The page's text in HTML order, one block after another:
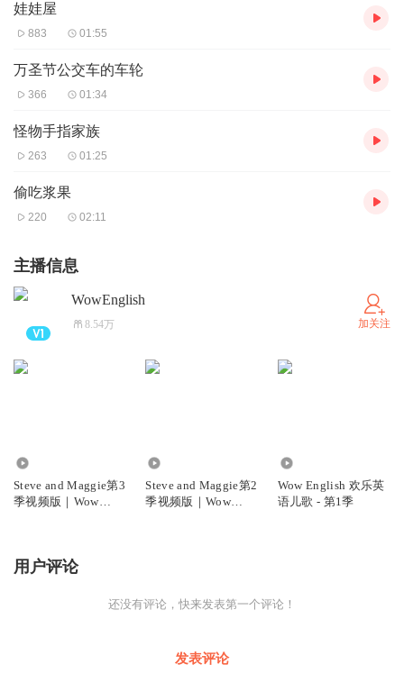
娃娃屋
883 01:55
万圣节公交车的车轮
366 01:34
怪物手指家族
263 01:25
偷吃浆果
220 02:11
主播信息
WowEnglish
8.54万 加关注
Steve and Maggie第3
季视频版｜Wow
Steve and Maggie第2
季视频版｜Wow
Wow English 欢乐英
语儿歌 - 第1季
用户评论
还没有评论，快来发表第一个评论！
发表评论